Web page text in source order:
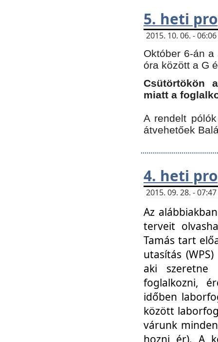
5. heti
2015. 10. 06. -
Október 6-án
óra között a G
Csütörtökön
miatt a
A rendelt
átvehetőek
4. heti
2015. 09. 28. -
Az
terveit
Tamás tart
utasítás
aki szeretne
foglalkozni,
időben
között
várunk
hozni ér). A